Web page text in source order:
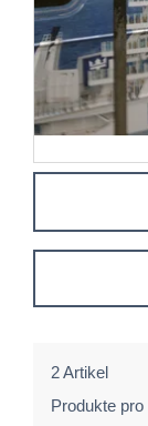
2 Artikel
Produkte pro